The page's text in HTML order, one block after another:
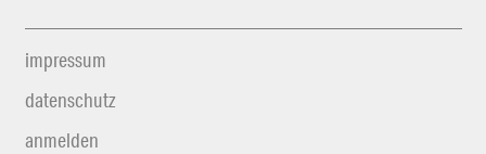
impressum
datenschutz
anmelden